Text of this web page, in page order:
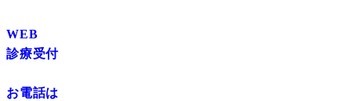
WEB
診療受付
お電話は